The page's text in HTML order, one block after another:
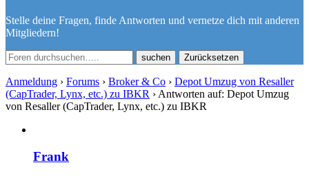
Stelle deine Fragen, finde Antworten und vernetze dich mit anderen
Mitgliedern!
Zurücksetzen
Anmeldung › Forums › Broker & Co › Depot Umzug von Resaller
(CapTrader, Lynx, etc.) zu IBKR › Antworten auf: Depot Umzug
von Resaller (CapTrader, Lynx, etc.) zu IBKR
Frank